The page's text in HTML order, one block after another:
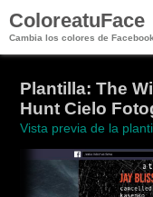
ColoreatuFace
Cambia los colores de Facebook
Plantilla: The
Hunt Cielo
Vista previa de la